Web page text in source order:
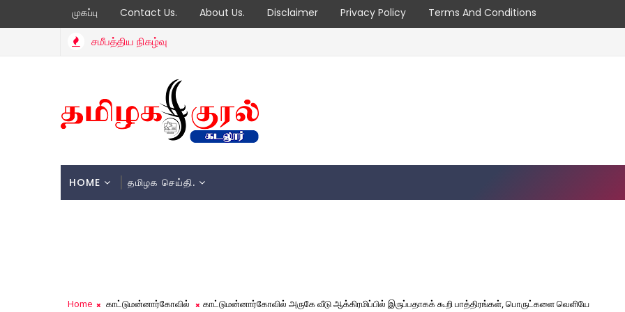
முகப்பு Contact Us. About Us. Disclaimer Privacy Policy Terms And Conditions
சமீபத்திய நிகழ்வு
HOME தமிழக செய்தி.
Home காட்டுமன்னார்கோவில்
காட்டுமன்னார்கோவில் அருகே வீடு ஆக்கிரமிப்பில் இருப்பதாகக் கூறி பாத்திரங்கள், பொருட்களை வெளியே